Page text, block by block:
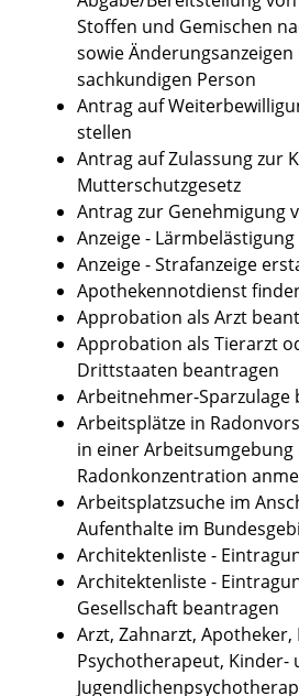
Stoffen und Gemischen
sowie
sachkundigen Person
Antrag auf
stellen
Antrag auf Zulassung zur
Mutterschutzgesetz
Antrag zur Genehmigung
Anzeige -
Anzeige - Strafanzeige
Apothekennotdienst
Approbation als Arzt
Approbation als Tierarzt
Drittstaaten beantragen
Arbeitnehmer-Sparzulage
Arbeitsplätze in
in einer
Radonkonzentration
Arbeitsplatzsuche im
Aufenthalte im
Architektenliste -
Architektenliste -
Gesellschaft beantragen
Arzt, Zahnarzt,
Psychotherapeut, Kinder-